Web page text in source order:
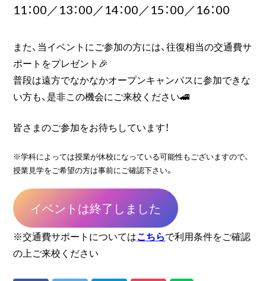
11：00／13：00／14：00／15：00／16：00
また、当イベントにご参加の方には、往復相当の交通費サ
ポートをプレゼント🎉
普段は遠方でなかなかオープンキャンパスに参加できな
い方も、是非この機会にご来校ください🚄
皆さまのご参加をお待ちしています！
※学科によっては授業が休校になっている可能性もございますので、
授業見学をご希望の方は事前にご確認下さい。
イベントは終了しました
※交通費サポートについてはこちらで利用条件をご確認
の上ご来校ください